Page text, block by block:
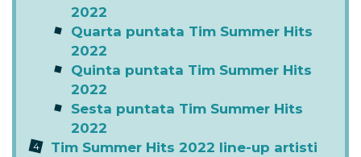
2022
Quarta puntata Tim Summer Hits
2022
Quinta puntata Tim Summer Hits
2022
Sesta puntata Tim Summer Hits
2022
Tim Summer Hits 2022 line-up artisti